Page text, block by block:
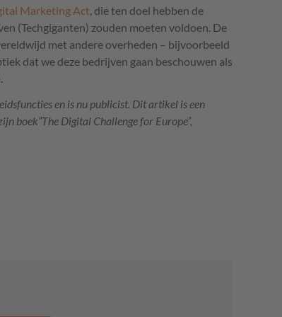
Marketing Act, die ten doel hebben de
(Techgiganten) zouden moeten voldoen. De
met andere overheden – bijvoorbeeld
dat we deze bedrijven gaan beschouwen als
en is nu publicist. Dit artikel is een
boek”The Digital Challenge for Europe”,